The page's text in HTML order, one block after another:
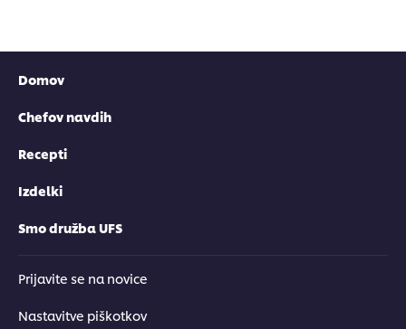
Domov
Chefov navdih
Recepti
Izdelki
Smo družba UFS
Prijavite se na novice
Nastavitve piškotkov